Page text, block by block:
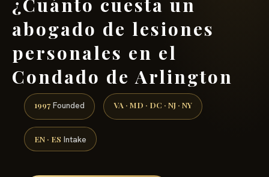
¿Cuánto cuesta un
abogado de lesiones
personales en el
Condado de Arlington
1997 VA · MD · DC · NJ · NY
Intake